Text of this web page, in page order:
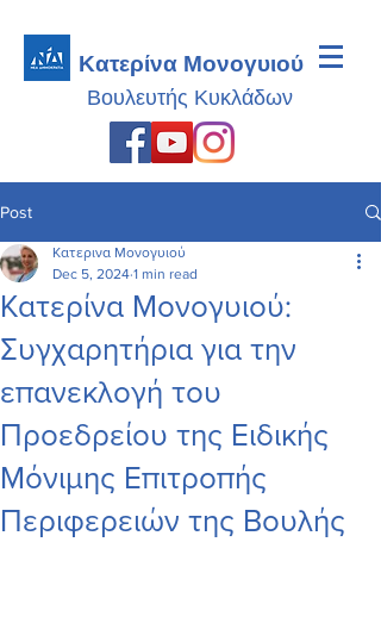
Κατερίνα Μονογυιού
Βουλευτής Κυκλάδων
Post
Κατερίνα Μονογυιού:
Συγχαρητήρια για την
επανεκλογή του
Προεδρείου της Ειδικής
Μόνιμης Επιτροπής
Περιφερειών της Βουλής
Κατερινα Μονογυιού
Dec 5, 2024 1 min read